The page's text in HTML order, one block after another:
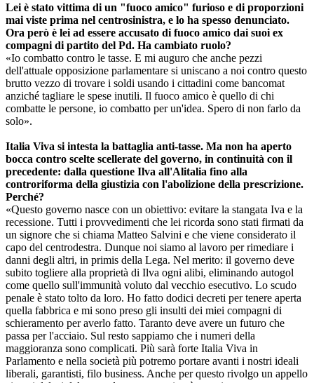
Lei è stato vittima di un "fuoco amico" furioso e di proporzioni
mai viste prima nel centrosinistra, e lo ha spesso denunciato.
Ora però è lei ad essere accusato di fuoco amico dai suoi ex
compagni di partito del Pd. Ha cambiato ruolo?
«Io combatto contro le tasse. E mi auguro che anche pezzi
dell'attuale opposizione parlamentare si uniscano a noi contro questo
brutto vezzo di trovare i soldi usando i cittadini come bancomat
anziché tagliare le spese inutili. Il fuoco amico è quello di chi
combatte le persone, io combatto per un'idea. Spero di non farlo da
solo».
Italia Viva si intesta la battaglia anti-tasse. Ma non ha aperto
bocca contro scelte scellerate del governo, in continuità con il
precedente: dalla questione Ilva all'Alitalia fino alla
controriforma della giustizia con l'abolizione della prescrizione.
Perché?
«Questo governo nasce con un obiettivo: evitare la stangata Iva e la
recessione. Tutti i provvedimenti che lei ricorda sono stati firmati da
un signore che si chiama Matteo Salvini e che viene considerato il
capo del centrodestra. Dunque noi siamo al lavoro per rimediare i
danni degli altri, in primis della Lega. Nel merito: il governo deve
subito togliere alla proprietà di Ilva ogni alibi, eliminando autogol
come quello sull'immunità voluto dal vecchio esecutivo. Lo scudo
penale è stato tolto da loro. Ho fatto dodici decreti per tenere aperta
quella fabbrica e mi sono preso gli insulti dei miei compagni di
schieramento per averlo fatto. Taranto deve avere un futuro che
passa per l'acciaio. Sul resto sappiamo che i numeri della
maggioranza sono complicati. Più sarà forte Italia Viva in
Parlamento e nella società più potremo portare avanti i nostri ideali
liberali, garantisti, filo business. Anche per questo rivolgo un appello